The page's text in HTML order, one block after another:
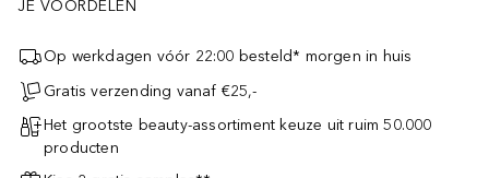
JE VOORDELEN
Op werkdagen vóór 22:00 besteld* morgen in huis
Gratis verzending vanaf €25,-
Het grootste beauty-assortiment keuze uit ruim 50.000
producten